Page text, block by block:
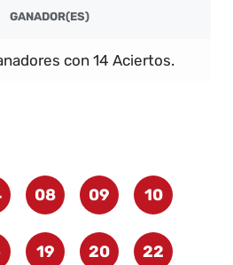
GANADOR(ES)
con 14 Aciertos.
08 09 10
19 20 22